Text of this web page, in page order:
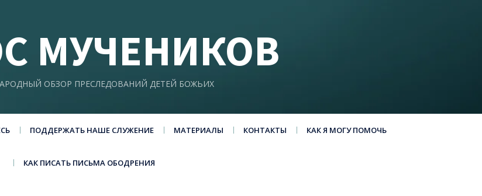
МУЧЕНИКОВ
ОБЗОР ПРЕСЛЕДОВАНИЙ ДЕТЕЙ БОЖЬИХ
ПОДДЕРЖАТЬ НАШЕ СЛУЖЕНИЕ МАТЕРИАЛЫ КОНТАКТЫ КАК Я МОГУ ПОМОЧЬ
КАК ПИСАТЬ ПИСЬМА ОБОДРЕНИЯ